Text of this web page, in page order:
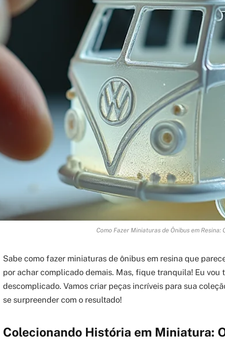
Como Fazer Miniaturas de Ônibus em Resina:
Sabe como fazer miniaturas de ônibus em resina que
por achar complicado demais. Mas, fique tranquila! Eu vou
descomplicado. Vamos criar peças incríveis para sua
se surpreender com o resultado!
Colecionando História em Miniatura: